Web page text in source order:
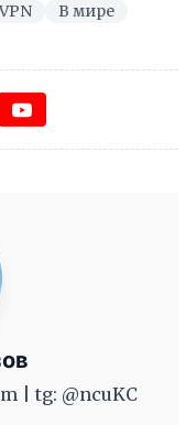
VPN В мире
| tg: @ncuKC